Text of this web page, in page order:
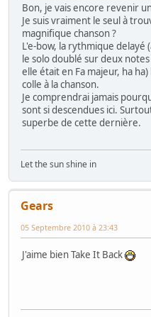
Bon, je vais encore revenir
Je suis vraiment le seul à
magnifique chanson ?
L'e-bow, la rythmique
le solo doublé sur deux
elle était en Fa majeur, ha
colle à la chanson.
Je comprendrai jamais
sont si descendues ici.
superbe de cette dernière.
Let the sun shine in
Gears
05 Septembre 2010 à 23:43
J'aime bien Take It Back